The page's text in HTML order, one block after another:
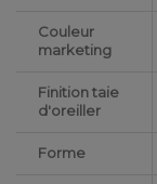
Couleur
marketing
Finition taie
d'oreiller
Forme